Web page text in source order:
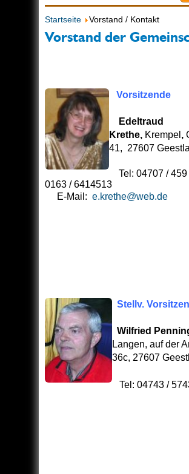
Startseite Vorstand / Kontakt
Vorstand der
Vorsitzende
Edeltraud
Krethe, Krempel ,
41, 27607
Tel: 04707 /
0163 / 6414513
E-Mail: e.krethe@web.de
Stellv.
Wilfried
Langen, auf der
36c, 27607
Tel: 04743 /